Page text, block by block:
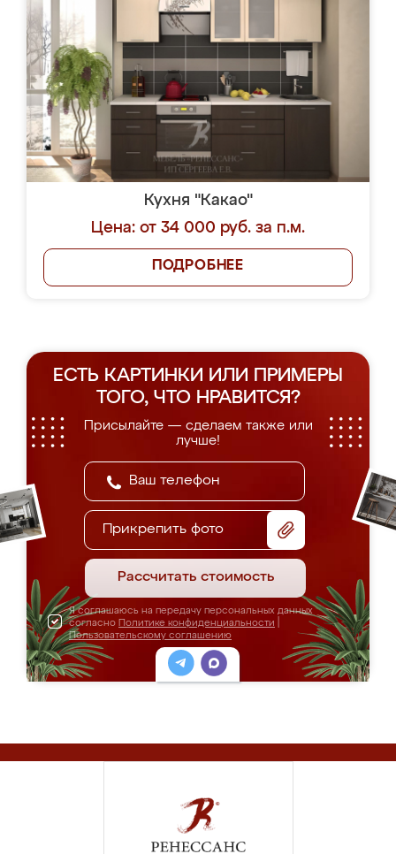
Кухня "Какао"
Цена: от 34 000 руб. за п.м.
ПОДРОБНЕЕ
ЕСТЬ КАРТИНКИ ИЛИ ПРИМЕРЫ
ТОГО, ЧТО НРАВИТСЯ?
Присылайте — сделаем также или
лучше!
Прикрепить фото
Рассчитать стоимость
Я соглашаюсь на передачу персональных данных
согласно Политике конфиденциальности
Пользовательскому соглашению